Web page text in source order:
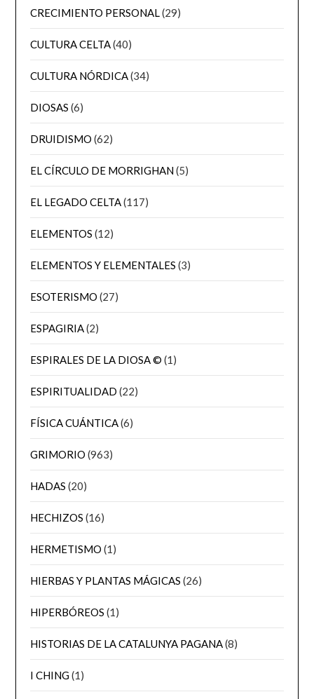
CRECIMIENTO PERSONAL(29)
CULTURA CELTA(40)
CULTURA NÓRDICA(34)
DIOSAS (6)
DRUIDISMO (62)
EL CÍRCULO DE MORRIGHAN(5)
EL LEGADO CELTA(117)
ELEMENTOS (12)
ELEMENTOS Y ELEMENTALES (3)
ESOTERISMO (27)
ESPAGIRIA(2)
ESPIRALES DE LA DIOSA © (1)
ESPIRITUALIDAD (22)
FÍSICA CUÁNTICA(6)
GRIMORIO (963)
HADAS (20)
HECHIZOS (16)
HERMETISMO (1)
HIERBAS Y PLANTAS MÁGICAS (26)
HIPERBÓREOS (1)
HISTORIAS DE LA CATALUNYA PAGANA(8)
I CHING(1)